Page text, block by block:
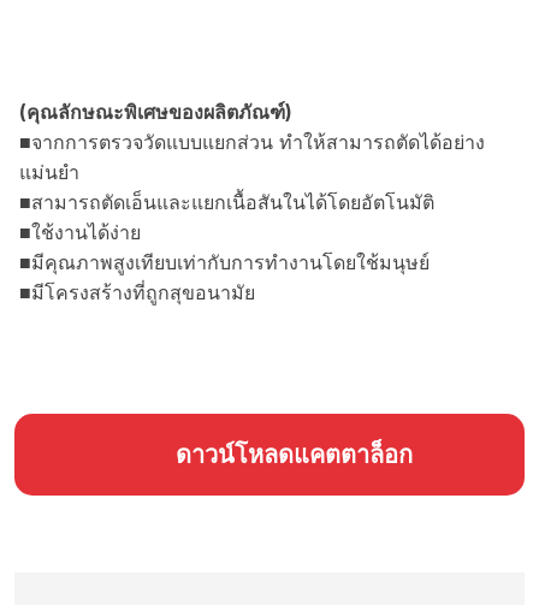
(คุณลักษณะพิเศษของผลิตภัณฑ์)
■จากการตรวจวัดแบบแยกส่วน ทำให้สามารถตัดได้อย่าง
แม่นยำ
■สามารถตัดเอ็นและแยกเนื้อสันในได้โดยอัตโนมัติ
■ใช้งานได้ง่าย
■มีคุณภาพสูงเทียบเท่ากับการทำงานโดยใช้มนุษย์
■มีโครงสร้างที่ถูกสุขอนามัย
ดาวน์โหลดแคตตาล็อก